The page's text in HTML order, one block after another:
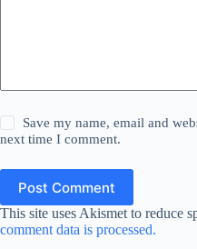
Save my name, email and
next time I comment.
Post Comment
This site uses Akismet to reduce
comment data is processed.